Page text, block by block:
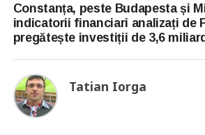
Constanța, peste Budapesta și
indicatorii financiari analizați de
pregătește investiții de 3,6
Tatian Iorga